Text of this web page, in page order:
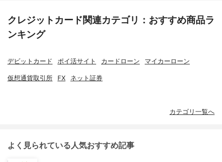
クレジットカード関連カテゴリ：おすすめ商品ラ
ンキング
デビットカード ポイ活サイト カードローン マイカーローン
仮想通貨取引所 FX ネット証券
カテゴリ一覧へ
よく見られている人気おすすめ記事